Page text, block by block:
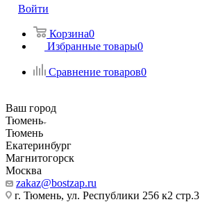
Войти
Корзина0
Избранные товары0
Сравнение товаров0
Ваш город
Тюмень
Тюмень
Екатеринбург
Магнитогорск
Москва
zakaz@bostzap.ru
г. Тюмень, ул. Республики 256 к2 стр.3